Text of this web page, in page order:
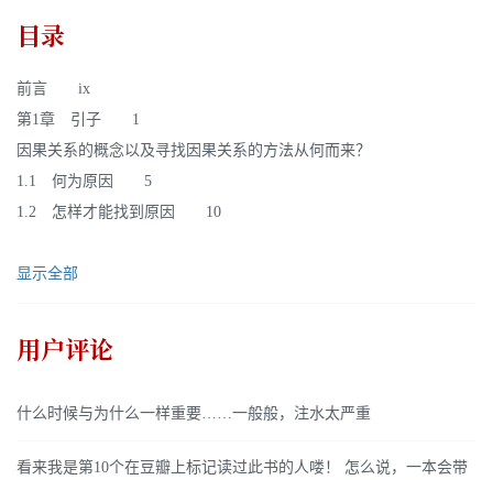
目录
前言 ix
第1章 引子 1
因果关系的概念以及寻找因果关系的方法从何而来？
1.1 何为原因 5
1.2 怎样才能找到原因 10
显示全部
用户评论
什么时候与为什么一样重要……一般般，注水太严重
看来我是第10个在豆瓣上标记读过此书的人喽！ 怎么说，一本会带